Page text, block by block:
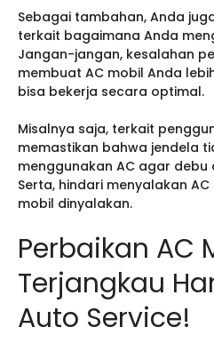
Sebagai tambahan, Anda
terkait bagaimana Anda
Jangan-jangan, kesalahan
membuat AC mobil Anda
bisa bekerja secara optimal.
Misalnya saja, terkait
memastikan bahwa jendela
menggunakan AC agar
Serta, hindari menyalakan
mobil dinyalakan.
Perbaikan AC
Terjangkau
Auto Service!